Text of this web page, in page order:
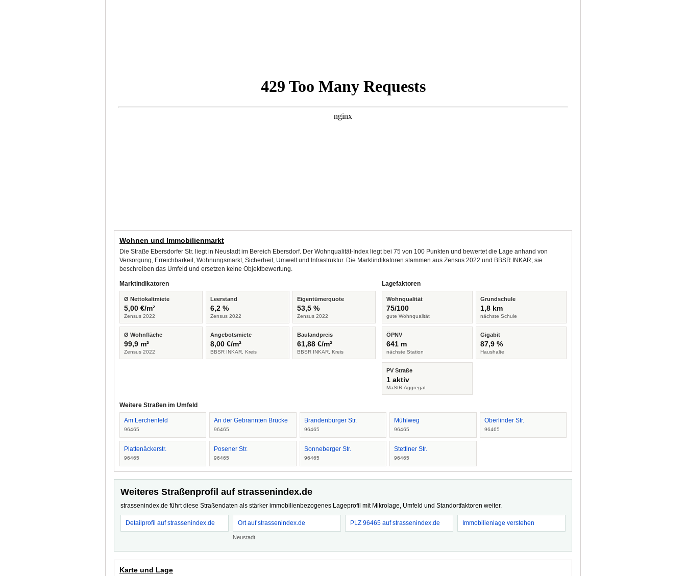
Wohnen und Immobilienmarkt
Die Straße Ebersdorfer Str. liegt in Neustadt im Bereich Ebersdorf. Der Wohnqualität-Index liegt bei 75 von 100 Punkten und bewertet die Lage anhand von
Versorgung, Erreichbarkeit, Wohnungsmarkt, Sicherheit, Umwelt und Infrastruktur. Die Marktindikatoren stammen aus Zensus 2022 und BBSR INKAR; sie
beschreiben das Umfeld und ersetzen keine Objektbewertung.
Marktindikatoren
Ø Nettokaltmiete
5,00 €/m²
Zensus 2022
Leerstand
6,2 %
Zensus 2022
Eigentümerquote
53,5 %
Zensus 2022
Ø Wohnfläche
99,9 m²
Zensus 2022
Angebotsmiete
8,00 €/m²
BBSR INKAR, Kreis
Baulandpreis
61,88 €/m²
BBSR INKAR, Kreis
Lagefaktoren
Wohnqualität
75/100
gute Wohnqualität
Grundschule
1,8 km
nächste Schule
ÖPNV
641 m
nächste Station
Gigabit
87,9 %
Haushalte
PV Straße
1 aktiv
MaStR-Aggregat
Weitere Straßen im Umfeld
Am Lerchenfeld
96465
An der Gebrannten Brücke
96465
Brandenburger Str.
96465
Mühlweg
96465
Oberlinder Str.
96465
Plattenäckerstr.
96465
Posener Str.
96465
Sonneberger Str.
96465
Stettiner Str.
96465
Weiteres Straßenprofil auf strassenindex.de
strassenindex.de führt diese Straßendaten als stärker immobilienbezogenes Lageprofil mit Mikrolage, Umfeld und Standortfaktoren weiter.
Detailprofil auf strassenindex.de Ort auf strassenindex.de
Neustadt
PLZ 96465 auf strassenindex.de Immobilienlage verstehen
Karte und Lage